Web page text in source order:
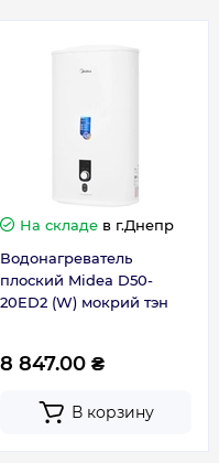
Китай
вес
На складе в г.Днепр
Водонагреватель
плоский Midea D50-
20ED2 (W) мокрий тэн
8 847.00 ₴
В корзину